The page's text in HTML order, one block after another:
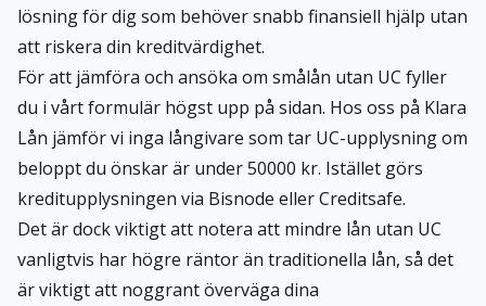
lösning för dig som behöver snabb finansiell hjälp utan
att riskera din kreditvärdighet.
För att jämföra och ansöka om smålån utan UC fyller
du i vårt formulär högst upp på sidan. Hos oss på Klara
Lån jämför vi inga långivare som tar UC-upplysning om
beloppt du önskar är under 50000 kr. Istället görs
kreditupplysningen via Bisnode eller Creditsafe.
Det är dock viktigt att notera att mindre lån utan UC
vanligtvis har högre räntor än traditionella lån, så det
är viktigt att noggrant överväga dina